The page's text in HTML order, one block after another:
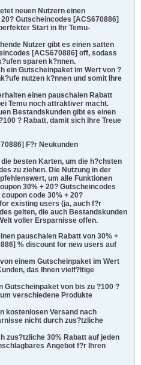
neuen Nutzern einen
Gutscheincodes [ACS670886]
Start in Ihr Temu-
Nutzer gibt es einen satten
[ACS670886] off, sodass
sparen k?nnen.
ein Gutscheinpaket im Wert von ?
nutzen k?nnen und somit Ihre
einen pauschalen Rabatt
Temu noch attraktiver macht.
Bestandskunden gibt es einen
? Rabatt, damit sich Ihre Treue
F?r Neukunden
besten Karten, um die h?chsten
zu ziehen. Die Nutzung in der
um alle Funktionen
30% + 20? Gutscheincodes
code 30% + 20?
existing users (ja, auch f?r
gelten, die auch Bestandskunden
voller Ersparnisse offen.
pauschalen Rabatt von 30% +
% discount for new users auf
einem Gutscheinpaket im Wert
das Ihnen vielf?ltige
Gutscheinpaket von bis zu ?100 ?
verschiedene Produkte
kostenlosen Versand nach
nicht durch zus?tzliche
zus?tzliche 30% Rabatt auf jeden
Angebot f?r Ihren